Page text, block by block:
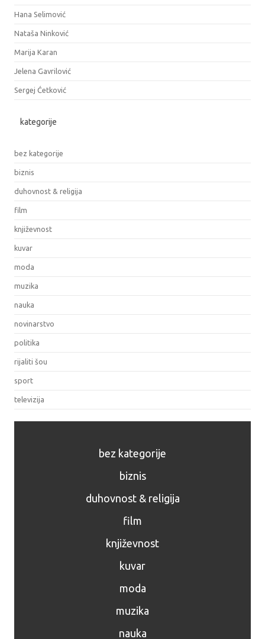
Hana Selimović
Nataša Ninković
Marija Karan
Jelena Gavrilović
Sergej Ćetković
kategorije
bez kategorije
biznis
duhovnost & religija
film
književnost
kuvar
moda
muzika
nauka
novinarstvo
politika
rijaliti šou
sport
televizija
bez kategorije
biznis
duhovnost & religija
film
književnost
kuvar
moda
muzika
nauka